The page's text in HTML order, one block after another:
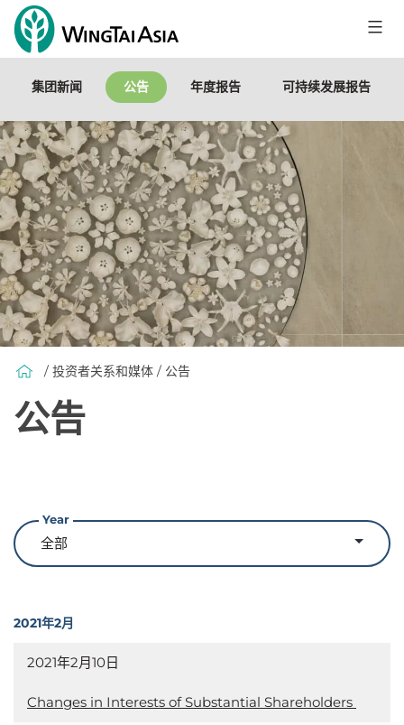
有
限
公
司
集团新闻 公告 年度报告 可持续发展报告
/ 投资者关系和媒体 / 公告
公告
Year
2021年2月
2021年2月10日
Changes in Interests of Substantial Shareholders